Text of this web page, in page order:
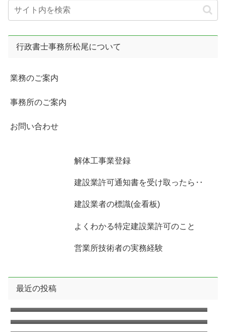
行政書士事務所松尾について
業務のご案内
事務所のご案内
お問い合わせ
解体工事業登録
建設業許可通知書を受け取ったら‥
建設業者の標識(金看板)
よくわかる特定建設業許可のこと
営業所技術者の実務経験
最近の投稿
2026年7月の無料相談のお知らせ
2026年6月の無料相談のお知らせ